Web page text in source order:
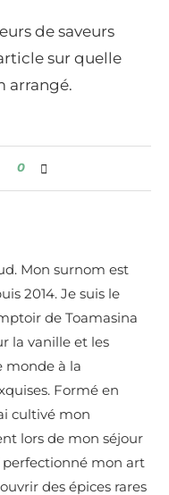
de saveurs
sur quelle
arrangé.
0
Mon surnom est
2014. Je suis le
de Toamasina
la vanille et les
monde à la
Formé en
cultivé mon
lors de mon séjour
perfectionné mon art
des épices rares